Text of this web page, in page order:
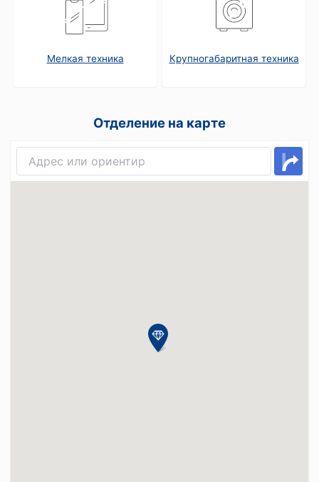
Мелкая техника Крупногабаритная техника
Отделение на карте